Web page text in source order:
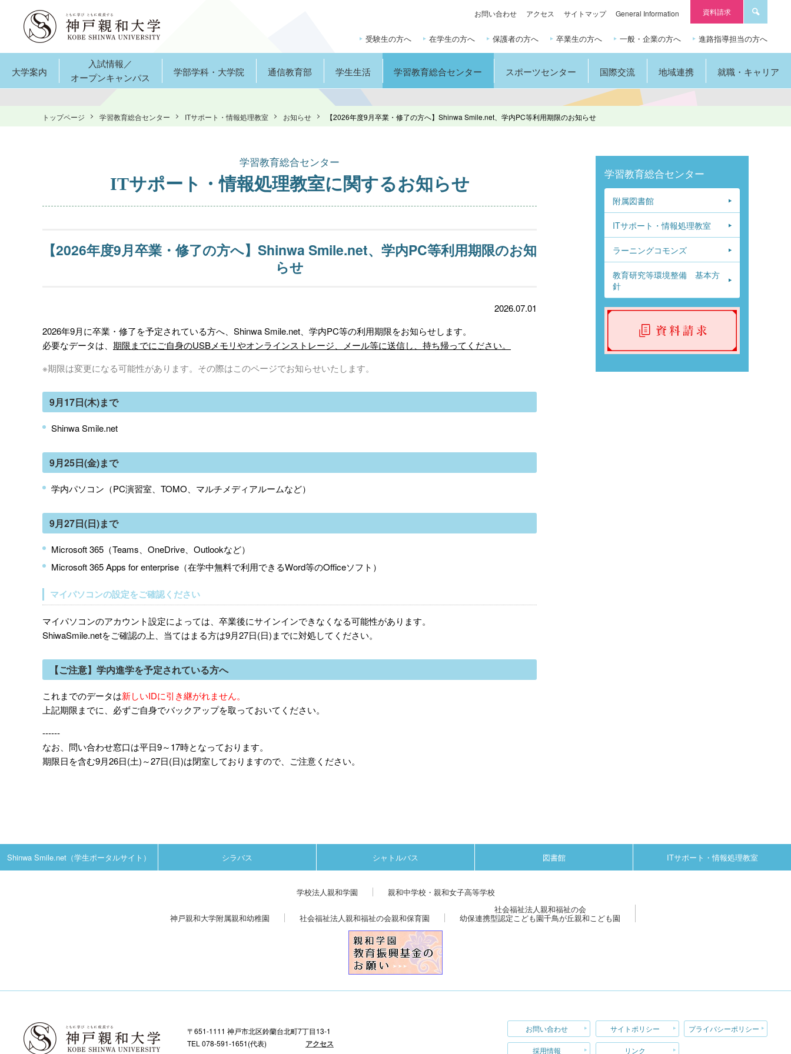
大学案内
入試情報／
オープンキャンパス
学部学科・大学院 通信教育部 学生生活 学習教育総合センター スポーツセンター 国際交流 地域連携 就職・キャリア
受験生の方へ 在学生の方へ 保護者の方へ 卒業生の方へ 一般・企業の方へ 進路指導担当の方へ
資料請求
お問い合わせ アクセス サイトマップ General Information
トップページ 学習教育総合センター ITサポート・情報処理教室 お知らせ 【2026年度9月卒業・修了の方へ】Shinwa Smile.net、学内PC等利用期限のお知らせ
学習教育総合センター
ITサポート・情報処理教室に関するお知らせ
【2026年度9月卒業・修了の方へ】Shinwa Smile.net、学内PC等利用期限のお知
らせ
2026.07.01
2026年9月に卒業・修了を予定されている方へ、Shinwa Smile.net、学内PC等の利用期限をお知らせします。
必要なデータは、 期限までにご自身のUSBメモリやオンラインストレージ、メール等に送信し、持ち帰ってください。
※期限は変更になる可能性があります。その際はこのページでお知らせいたします。
9月17日(木)まで
Shinwa Smile.net
9月25日(金)まで
学内パソコン（PC演習室、TOMO、マルチメディアルームなど）
9月27日(日)まで
Microsoft 365（Teams、OneDrive、Outlookなど）
Microsoft 365 Apps for enterprise（在学中無料で利用できるWord等のOfficeソフト）
マイパソコンの設定をご確認ください
マイパソコンのアカウント設定によっては、卒業後にサインインできなくなる可能性があります。
ShiwaSmile.netをご確認の上、当てはまる方は9月27日(日)までに対処してください。
【ご注意】学内進学を予定されている方へ
これまでのデータは新しいIDに引き継がれません。
上記期限までに、必ずご自身でバックアップを取っておいてください。
------
なお、問い合わせ窓口は平日9～17時となっております。
期限日を含む9月26日(土)～27日(日)は閉室しておりますので、ご注意ください。
学習教育総合センター
附属図書館
ITサポート・情報処理教室
ラーニングコモンズ
教育研究等環境整備 基本方
針
Shinwa Smile.net（学生ポータルサイト） シラバス シャトルバス 図書館 ITサポート・情報処理教室
学校法人親和学園 親和中学校・親和女子高等学校
神戸親和大学附属親和幼稚園 社会福祉法人親和福祉の会親和保育園
社会福祉法人親和福祉の会
幼保連携型認定こども園千鳥が丘親和こども園
お問い合わせ サイトポリシー プライバシーポリシー
採用情報 リンク
〒651-1111 神戸市北区鈴蘭台北町7丁目13-1
TEL 078-591-1651(代表)
アクセス